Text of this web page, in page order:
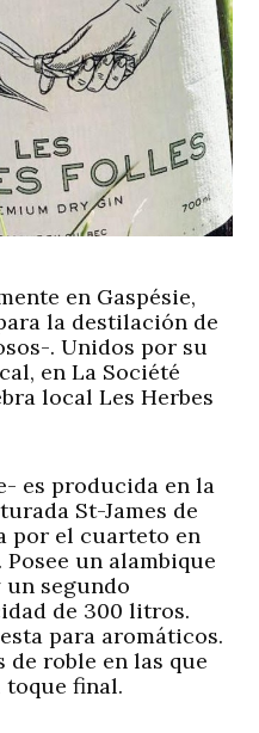
en Gaspésie,
la destilación de
. Unidos por su
en La Société
local Les Herbes
es producida en la
St-James de
por el cuarteto en
Posee un alambique
segundo
de 300 litros.
para aromáticos.
de roble en las que
toque final.